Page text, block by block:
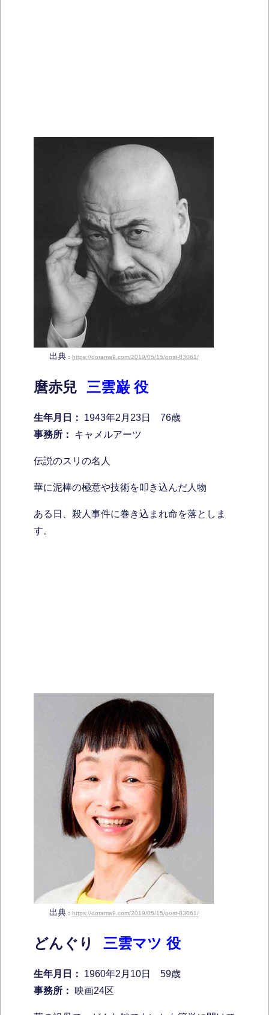
出典： https://dorama9.com/2019/05/15/post-83061/
麿赤兒 三雲巌 役
生年月日：
1943年2月23日 76歳
事務所：
キャメルアーツ
伝説のスリの名人
華に泥棒の極意や技術を叩き込んだ人物
ある日、殺人事件に巻き込まれ命を落としま
す。
出典： https://dorama9.com/2019/05/15/post-83061/
どんぐり 三雲マツ 役
生年月日：
1960年2月10日 59歳
事務所：
映画24区